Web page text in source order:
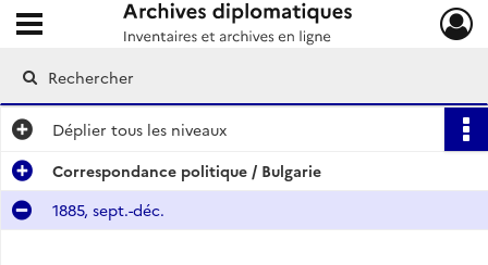
Archives diplomatiques
Ouvrir le menu déroulant
Déplier tous les niveaux
Correspondance politique / Bulgarie
1885, sept.-déc.